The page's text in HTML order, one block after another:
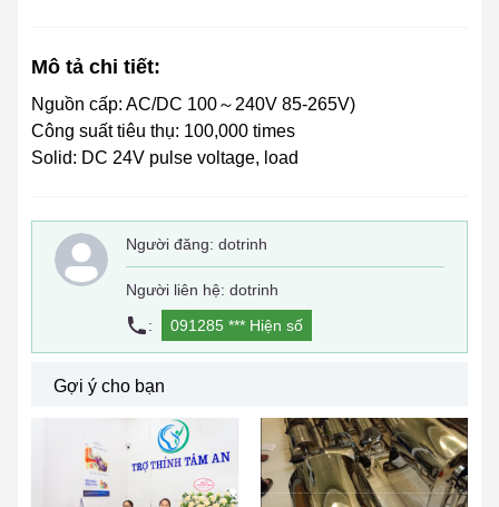
Mô tả chi tiết:
Nguồn cấp: AC/DC 100～240V 85-265V)
Công suất tiêu thụ: 100,000 times
Solid: DC 24V pulse voltage, load
Người đăng: dotrinh
Người liên hệ: dotrinh
:
091285 *** Hiện số
Gợi ý cho bạn